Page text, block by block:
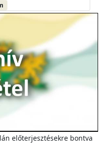
előterjesztésekre bontva